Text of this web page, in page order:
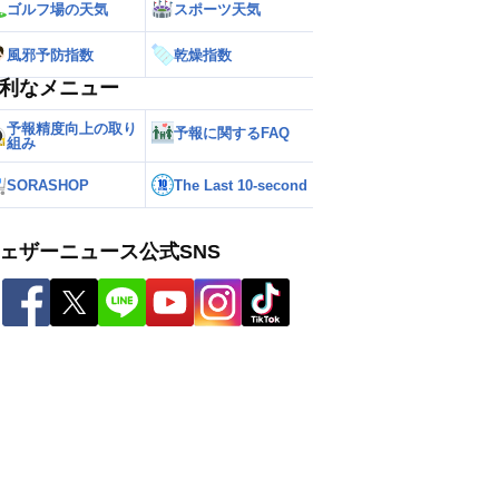
ゴルフ場の天気 スポーツ天気
風邪予防指数 乾燥指数
なメニュー
予報精度向上の取り
組み
予報に関するFAQ
SORASHOP The Last 10-second
ザーニュース公式SNS